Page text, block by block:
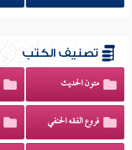
تصنيف الكتب
متون الحديث
فروع الفقه الحنفي